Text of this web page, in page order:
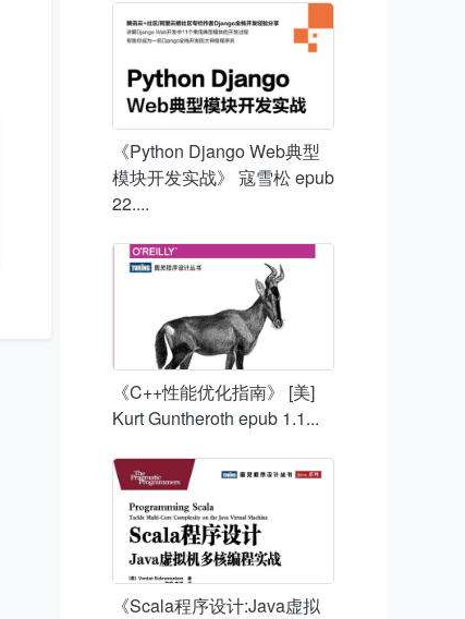
《Python Django Web典型
模块开发实战》 寇雪松 epub
22....
《C++性能优化指南》 [美]
Kurt Guntheroth epub 1.1...
《Scala程序设计:Java虚拟